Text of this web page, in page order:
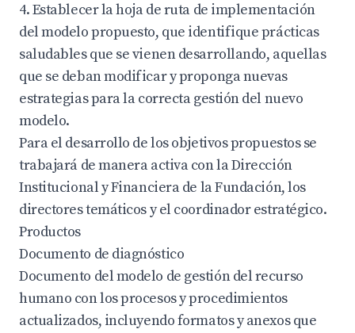
4. Establecer la hoja de ruta de implementación
del modelo propuesto, que identifique prácticas
saludables que se vienen desarrollando, aquellas
que se deban modificar y proponga nuevas
estrategias para la correcta gestión del nuevo
modelo.
Para el desarrollo de los objetivos propuestos se
trabajará de manera activa con la Dirección
Institucional y Financiera de la Fundación, los
directores temáticos y el coordinador estratégico.
Productos
Documento de diagnóstico
Documento del modelo de gestión del recurso
humano con los procesos y procedimientos
actualizados, incluyendo formatos y anexos que